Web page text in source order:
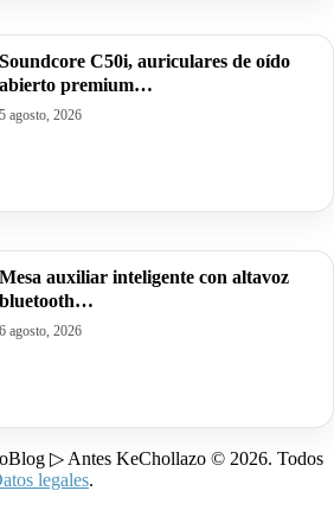
Soundcore C50i, auriculares de oído
abierto premium…
5 agosto, 2026
Mesa auxiliar inteligente con altavoz
bluetooth…
6 agosto, 2026
▷ Antes KeChollazo © 2026. Todos
legales.